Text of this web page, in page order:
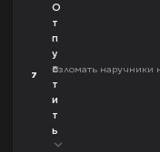
7
О
т
п
у
с
т
и
т
ь
Взломать наручники